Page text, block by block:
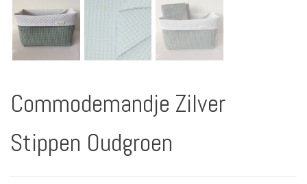
Commodemandje Zilver
Stippen Oudgroen